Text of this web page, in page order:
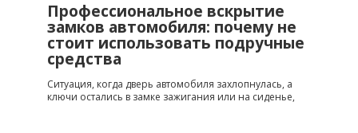
Профессиональное вскрытие
замков автомобиля: почему не
стоит использовать подручные
средства
Ситуация, когда дверь автомобиля захлопнулась, а
ключи остались в замке зажигания или на сиденье,